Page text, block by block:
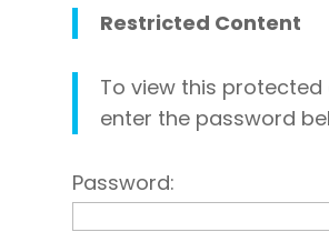
Restricted Content
To view this protected
enter the password
Password: